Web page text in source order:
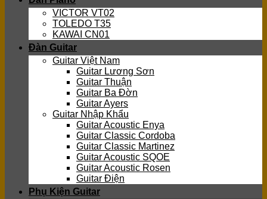
VICTOR VT02
TOLEDO T35
KAWAI CN01
Đàn Guitar
Guitar Việt Nam
Guitar Lương Sơn
Guitar Thuận
Guitar Ba Đờn
Guitar Ayers
Guitar Nhập Khẩu
Guitar Acoustic Enya
Guitar Classic Cordoba
Guitar Classic Martinez
Guitar Acoustic SQOE
Guitar Acoustic Rosen
Guitar Điện
Phụ Kiện Guitar